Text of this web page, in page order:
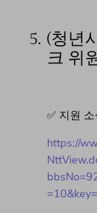
5. (청년
크 위
✅ 지원
https://